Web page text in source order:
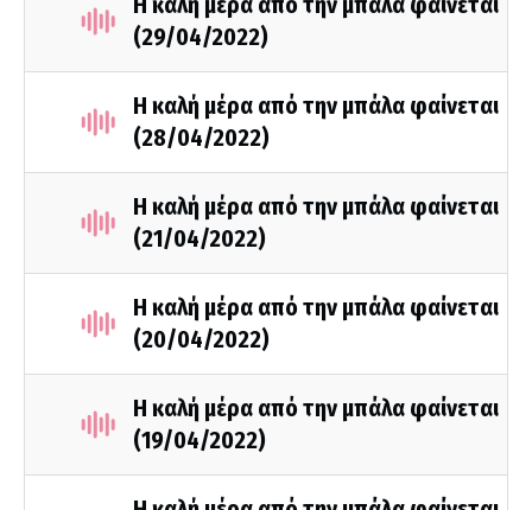
Η καλή μέρα από την μπάλα φαίνεται
(29/04/2022)
Η καλή μέρα από την μπάλα φαίνεται
(28/04/2022)
Η καλή μέρα από την μπάλα φαίνεται
(21/04/2022)
Η καλή μέρα από την μπάλα φαίνεται
(20/04/2022)
Η καλή μέρα από την μπάλα φαίνεται
(19/04/2022)